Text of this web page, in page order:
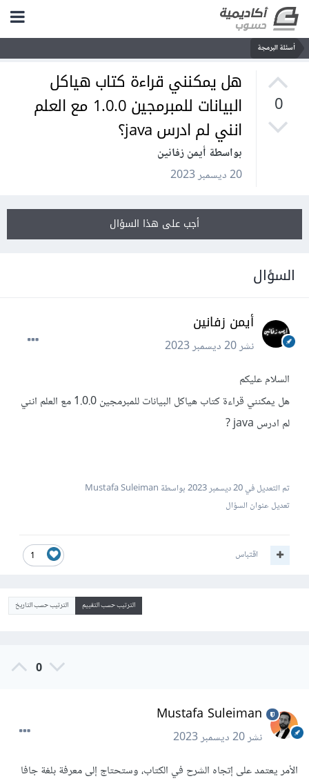
أسئلة البرمجة
0
هل يمكنني قراءة كتاب هياكل
البيانات للمبرمجين 1.0.0 مع العلم
انني لم ادرس java؟
بواسطة أيمن زفانين
20 ديسمبر 2023
أجب على هذا السؤال
السؤال
أيمن زفانين
نشر20 ديسمبر 2023
السلام عليكم
هل يمكنني قراءة كتاب هياكل البيانات للمبرمجين 1.0.0 مع العلم انني
لم ادرس java ?
تم التعديل في20 ديسمبر 2023
بواسطة Mustafa Suleiman
تعديل عنوان السؤال
1 اقتباس
الترتيب حسب التقييم الترتيب حسب التاريخ
0
Mustafa Suleiman
نشر20 ديسمبر 2023
الأمر يعتمد على إتجاه الشرح في الكتاب، وستحتاج إلى معرفة بلغة جافا